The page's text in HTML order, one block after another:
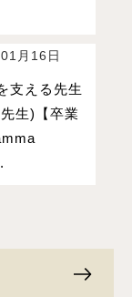
月16日
支える先生
生)【卒業